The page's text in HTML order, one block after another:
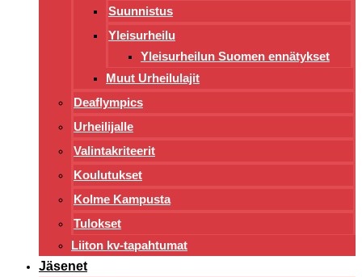
Suunnistus
Yleisurheilu
Yleisurheilun Suomen ennätykset
Muut Urheilulajit
Deaflympics
Urheilijalle
Valintakriteerit
Koulutukset
Kolme Kampusta
Tulokset
Liiton kv-tapahtumat
Jäsenet